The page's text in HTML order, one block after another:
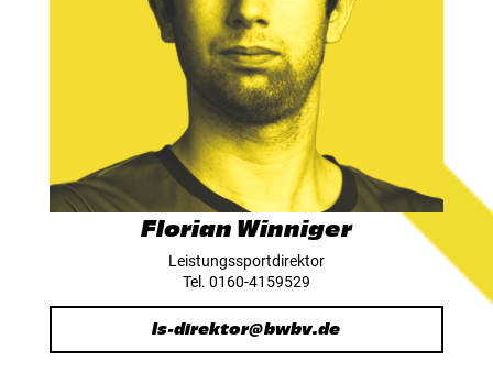
Florian Winniger
Leistungssportdirektor
Tel. 0160-4159529
ls-direktor@bwbv.de